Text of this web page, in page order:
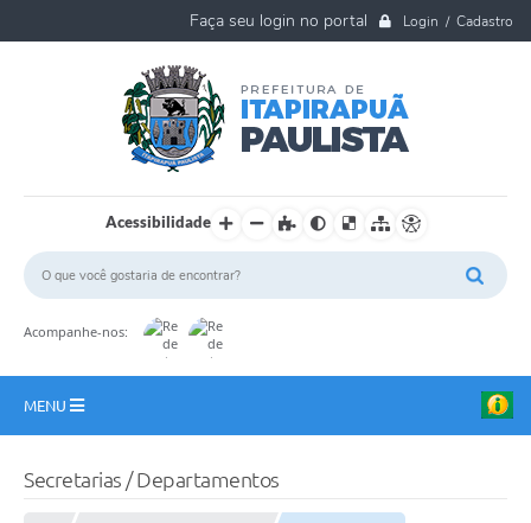
Login / Cadastro
Acessibilidade
Acompanhe-nos:
MENU
Secretarias / Departamentos